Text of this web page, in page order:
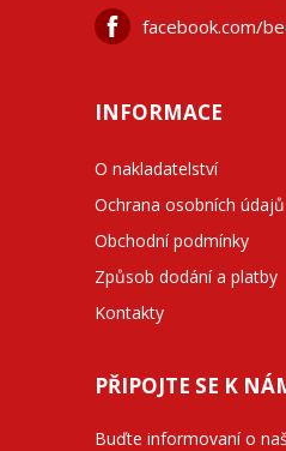
facebook.com/
INFORMACE
O nakladatelství
Ochrana osobních údajů
Obchodní podmínky
Způsob dodání a platby
Kontakty
PŘIPOJTE SE K
Buďte informovaní o